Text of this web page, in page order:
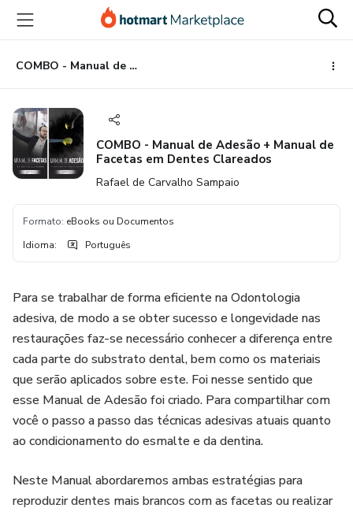
para
conteúdo
principal
para
pagamento
para
rodapé
COMBO - Manual de Adesão + Manual de Facetas em Dentes Clareados
COMBO - Manual de Adesão + Manual de
Facetas em Dentes Clareados
Rafael de Carvalho Sampaio
Formato: eBooks ou Documentos
Idioma: Português
Para se trabalhar de forma eficiente na Odontologia
adesiva, de modo a se obter sucesso e longevidade nas
restaurações faz-se necessário conhecer a diferença entre
cada parte do substrato dental, bem como os materiais
que serão aplicados sobre este. Foi nesse sentido que
esse Manual de Adesão foi criado. Para compartilhar com
você o passo a passo das técnicas adesivas atuais quanto
ao condicionamento do esmalte e da dentina.
Neste Manual abordaremos ambas estratégias para
reproduzir dentes mais brancos com as facetas ou realizar